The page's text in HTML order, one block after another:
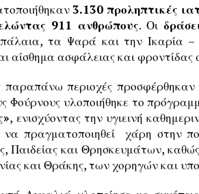
3.130 προληπτικές
911 ανθρώπους. Οι
τα Ψαρά και την Ικαρία
αίσθημα ασφάλειας και φροντίδας
παραπάνω περιοχές προσφέρθηκαν
Φούρνους υλοποιήθηκε το
, ενισχύοντας την υγιεινή
να πραγματοποιηθεί χάρη στην
Παιδείας και Θρησκευμάτων,
και Θράκης, των χορηγών και